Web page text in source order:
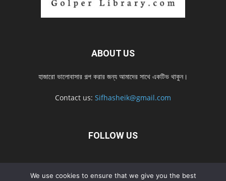
ABOUT US
হাজারো ভালোবাসার গল্প করার জন্য আমাদের সাথে একটিভ থাকুন।
Contact us: Sifhasheik@gmail.com
FOLLOW US
Home Contact us Privacy Policy শ্রেনী শ্রেনী – mobile
We use cookies to ensure that we give you the best